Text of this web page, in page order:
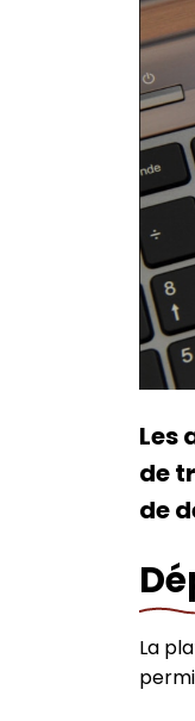
Les
de
de
La